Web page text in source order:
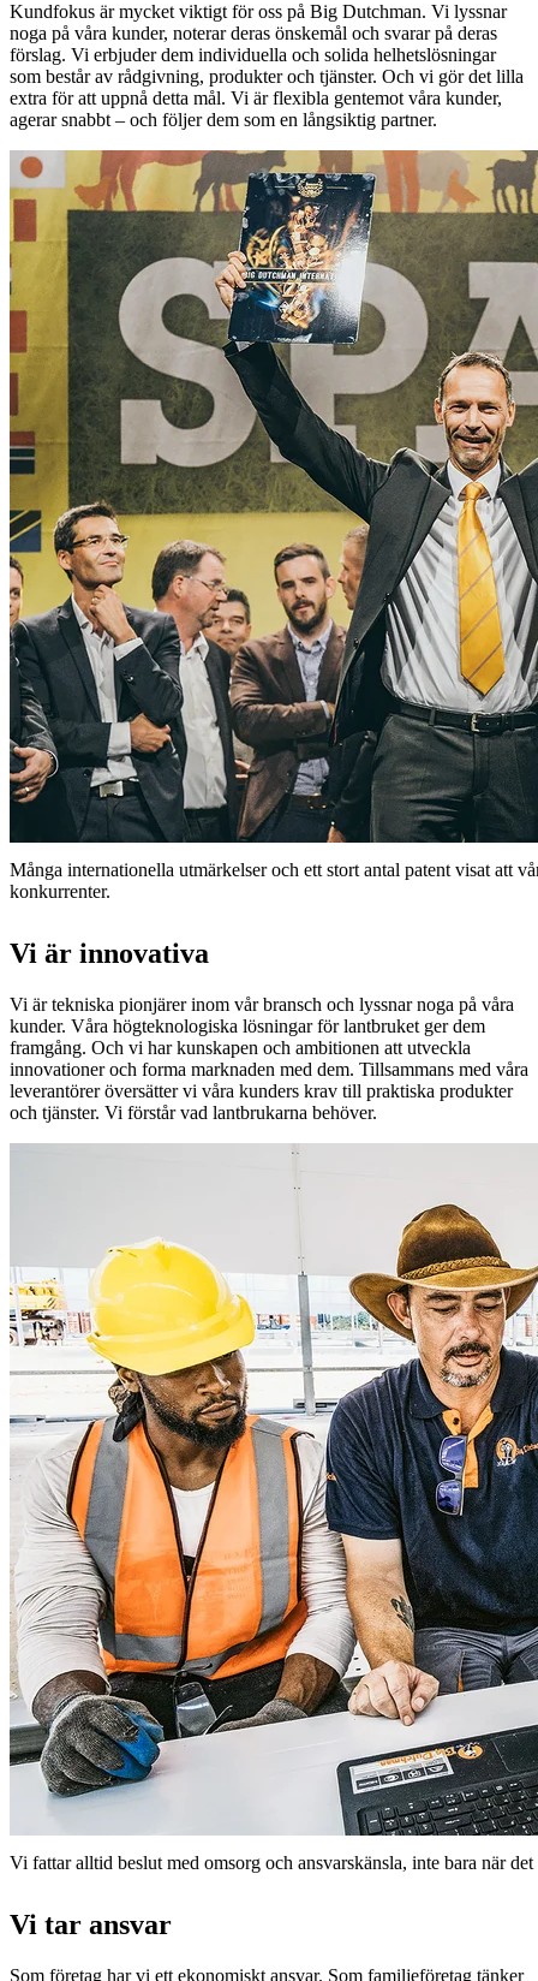
Kundfokus är mycket viktigt för oss på Big Dutchman. Vi lyssnar
noga på våra kunder, noterar deras önskemål och svarar på deras
förslag. Vi erbjuder dem individuella och solida helhetslösningar
som består av rådgivning, produkter och tjänster. Och vi gör det lilla
extra för att uppnå detta mål. Vi är flexibla gentemot våra kunder,
agerar snabbt – och följer dem som en långsiktig partner.
Många internationella utmärkelser och ett stort antal patent visat att
konkurrenter.
Vi är innovativa
Vi är tekniska pionjärer inom vår bransch och lyssnar noga på våra
kunder. Våra högteknologiska lösningar för lantbruket ger dem
framgång. Och vi har kunskapen och ambitionen att utveckla
innovationer och forma marknaden med dem. Tillsammans med våra
leverantörer översätter vi våra kunders krav till praktiska produkter
och tjänster. Vi förstår vad lantbrukarna behöver.
Vi fattar alltid beslut med omsorg och ansvarskänsla, inte bara när
Vi tar ansvar
Som företag har vi ett ekonomiskt ansvar. Som familjeföretag tänker